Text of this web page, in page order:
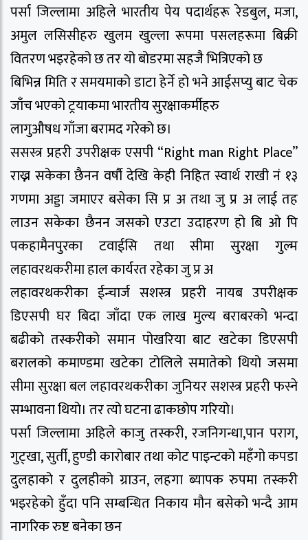
पर्सा जिल्लामा अहिले भारतीय पेय पदार्थहरू रेडबुल, मजा,
अमुल लसिसीहरु खुलम खुल्ला रूपमा पसलहरूमा बिक्री
वितरण भइरहेको छ तर यो बोडरमा सहजै भित्रिएको छ
बिभिन्न मिति र समयमाको डाटा हेर्ने हो भने आईसप्यु बाट चेक
जाँच भएको ट्रयाकमा भारतीय सुरक्षाकर्मीहरु
लागुऔषध गाँजा बरामद गरेको छ।
ससस्त्र प्रहरी उपरीक्षक एसपी “Right man Right Place”
राख्न सकेका छैनन वर्षौ देखि केही निहित स्वार्थ राखी नं १३
गणमा अड्डा जमाएर बसेका सि प्र अ तथा जु प्र अ लाई तह
लाउन सकेका छैनन जसको एउटा उदाहरण हो बि ओ पि
पकहामैनपुरका टवाईसि तथा सीमा सुरक्षा गुल्म
लहावरथकरीमा हाल कार्यरत रहेका जु प्र अ
लहावरथकरीका ईन्चार्ज सशस्त्र प्रहरी नायब उपरीक्षक
डिएसपी घर बिदा जाँदा एक लाख मुल्य बराबरको भन्दा
बढीको तस्करीको समान पोखरिया बाट खटेका डिएसपी
बरालको कमाण्डमा खटेका टोलिले समातेको थियो जसमा
सीमा सुरक्षा बल लहावरथकरीका जुनियर सशस्त्र प्रहरी फस्ने
सम्भावना थियो। तर त्यो घटना ढाकछोप गरियो।
पर्सा जिल्लामा अहिले काजु तस्करी, रजनिगन्धा,पान पराग,
गुट्खा, सुर्ती, हुण्डी कारोबार तथा कोट पाइन्टको महँगो कपडा
दुलहाको र दुलहीको ग्राउन, लहगा ब्यापक रुपमा तस्करी
भइरहेको हुँदा पनि सम्बन्धित निकाय मौन बसेको भन्दै आम
नागरिक रुष्ट बनेका छन